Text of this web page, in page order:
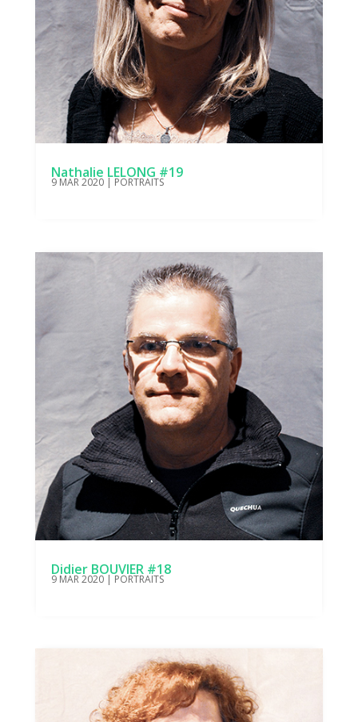
Nathalie LELONG #19
9 MAR 2020| PORTRAITS
Didier BOUVIER #18
9 MAR 2020| PORTRAITS